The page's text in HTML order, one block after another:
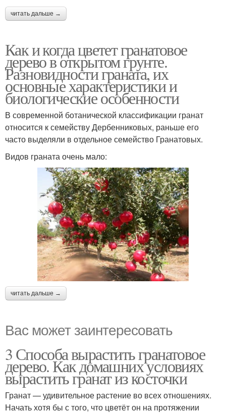
читать дальше →
Как и когда цветет гранатовое
дерево в открытом грунте.
Разновидности граната, их
основные характеристики и
биологические особенности
В современной ботанической классификации гранат
относится к семейству Дербенниковых, раньше его
часто выделяли в отдельное семейство Гранатовых.
Видов граната очень мало:
читать дальше →
Вас может заинтересовать
3 Способа вырастить гранатовое
дерево. Как домашних условиях
вырастить гранат из косточки
Гранат — удивительное растение во всех отношениях.
Начать хотя бы с того, что цветёт он на протяжении